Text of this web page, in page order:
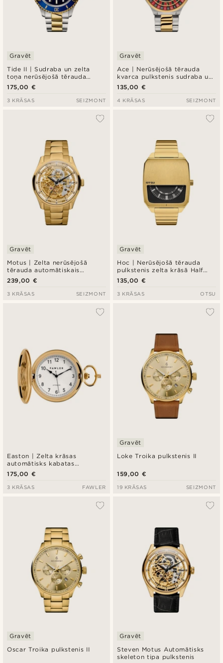
Tide II | Sudraba un zelta
toņa nerūsējošā tērauda
nirēju pulkstenis ar kvarca
mehānismu, zilu ciparnīcu un
“Cyclops” lēcu
Gravēt
175,00 €
3 KRĀSAS SEIZMONT
Ace | Nerūsējošā tērauda
kvarca pulkstenis sudraba un
zelta tonī ar ruletes ciparnīcu
Gravēt
135,00 €
4 KRĀSAS SEIZMONT
Motus | Zelta nerūsējošā
tērauda automātiskais
skeleton tipa pulkstenis
Gravēt
239,00 €
3 KRĀSAS SEIZMONT
Hoc | Nerūsējošā tērauda
pulkstenis zelta krāsā Half
Dial
Gravēt
135,00 €
3 KRĀSAS OTSU
Easton | Zelta krāsas
automātisks kabatas
pulkstenis
175,00 €
3 KRĀSAS FAWLER
Loke Troika pulkstenis II
Gravēt
159,00 €
19 KRĀSAS SEIZMONT
Oscar Troika pulkstenis II
Gravēt
Steven Motus Automātisks
skeleton tipa pulkstenis
Gravēt